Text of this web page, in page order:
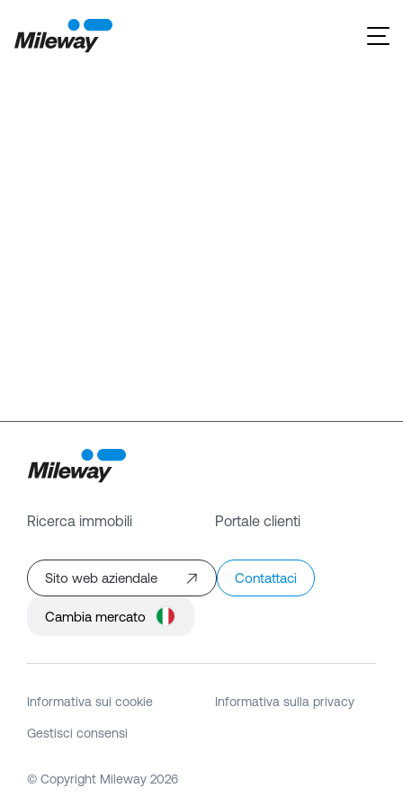
Ricerca immobili Portale clienti
Sito web aziendale Contattaci
Cambia mercato
Informativa sui cookie Informativa sulla privacy
Gestisci consensi
© Copyright Mileway 2026